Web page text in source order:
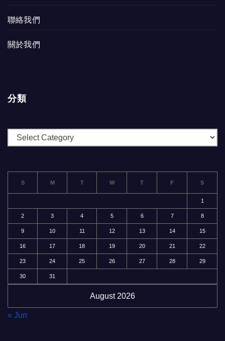
聯絡我們
關於我們
分類
August 2026
S M T W T F S
1
2 3 4 5 6 7 8
9 10 11 12 13 14 15
16 17 18 19 20 21 22
23 24 25 26 27 28 29
30 31
« Jun